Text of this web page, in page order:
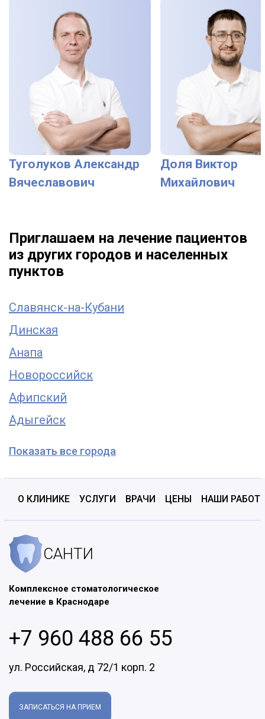
Туголуков Александр
Вячеславович
Доля Виктор
Михайлович
Приглашаем на лечение пациентов
из других городов и населенных
пунктов
Славянск-на-Кубани
Динская
Анапа
Новороссийск
Афипский
Адыгейск
Показать все города
О КЛИНИКЕ УСЛУГИ ВРАЧИ ЦЕНЫ НАШИ
САНТИ
Комплексное стоматологическое
лечение в Краснодаре
+7 960 488 66 55
ул. Российская, д 72/1 корп. 2
ЗАПИСАТЬСЯ НА ПРИЕМ